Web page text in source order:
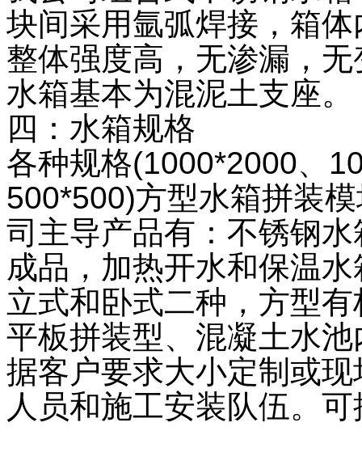
块间采用氩弧焊接，箱
整体强度高，无渗漏，
水箱基本为混泥土支座。
四：水箱规格
各种规格(1000*2000、
500*500)方型水箱拼装
司主导产品有：不锈钢
成品，加热开水和保温
立式和卧式二种，方型
平板拼装型、混凝土水
据客户要求大小定制或
人员和施工安装队伍。